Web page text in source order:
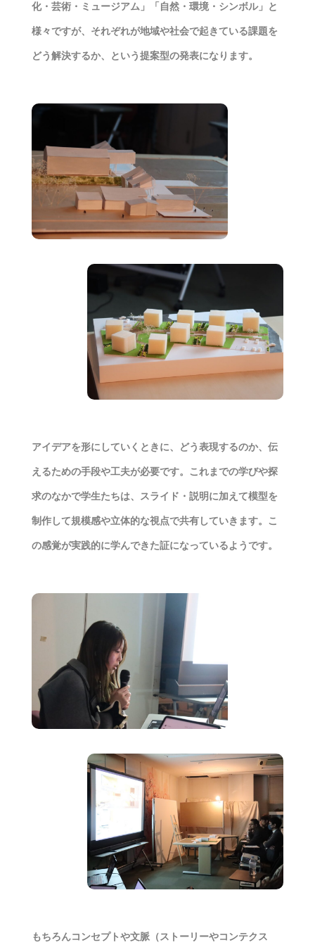
化・芸術・ミュージアム」「自然・環境・シンボル」と
様々ですが、それぞれが地域や社会で起きている課題を
どう解決するか、という提案型の発表になります。
アイデアを形にしていくときに、どう表現するのか、伝
えるための手段や工夫が必要です。これまでの学びや探
求のなかで学生たちは、スライド・説明に加えて模型を
制作して規模感や立体的な視点で共有していきます。こ
の感覚が実践的に学んできた証になっているようです。
もちろんコンセプトや文脈（ストーリーやコンテクス